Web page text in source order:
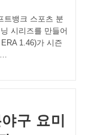
트뱅크 스포츠 분
시리즈를 만들어
1.46)가 시즌
…
구 요미